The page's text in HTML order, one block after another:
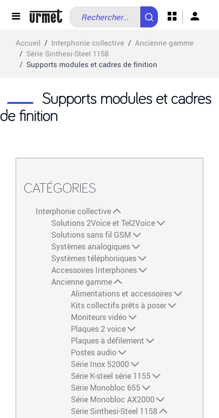
Allez au contenu
Accueil / Interphonie collective / Ancienne gamme
/ Série Sinthesi-Steel 1158
/ Supports modules et cadres de finition
Supports modules et cadres
de finition
CATÉGORIES
Interphonie collective
Solutions 2Voice et Tel2Voice
Solutions sans fil GSM
Systèmes analogiques
Systèmes téléphoniques
Accessoires Interphones
Ancienne gamme
Alimentations et accessoires
Kits collectifs prêts à poser
Moniteurs vidéo
Plaques 2 voice
Plaques à défilement
Postes audio
Série Inox 52000
Série K-steel série 1155
Série Monobloc 655
Série Monobloc AX2000
Série Sinthesi-Steel 1158